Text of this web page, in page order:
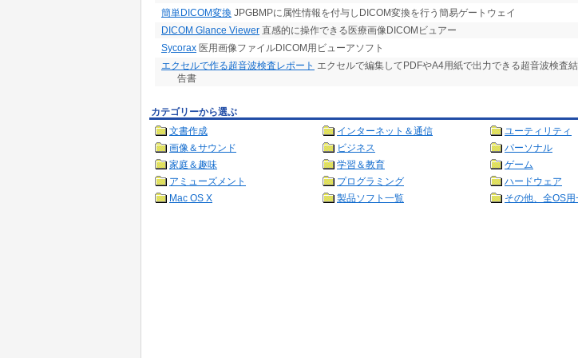
簡単DICOM変換 JPGBMPに属性情報を付与しDICOM変換を行う簡易ゲートウェイ
DICOM Glance Viewer 直感的に操作できる医療画像DICOMビュアー
Sycorax 医用画像ファイルDICOM用ビューアソフト
エクセルで作る超音波検査レポート エクセルで編集してPDFやA4用紙で出力できる超音波検査
告書
カテゴリーから選ぶ
文書作成
インターネット＆通信
ユーティリティ
画像＆サウンド
ビジネス
パーソナル
家庭＆趣味
学習＆教育
ゲーム
アミューズメント
プログラミング
ハードウェア
Mac OS X
製品ソフト一覧 その他、全OS用